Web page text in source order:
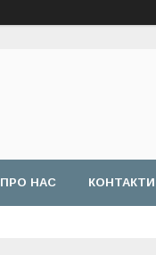
ПРО НАС КОНТАКТИ